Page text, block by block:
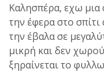
Καλησπέρα, εχω μια
την έφερα στο
την έβαλα σε
μικρή και δεν
ξηραίνεται το